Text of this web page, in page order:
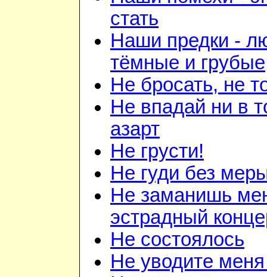
стать
Наши предки -
тёмные и грубые
Не бросать, не
Не впадай ни в
азарт
Не грусти!
Не гуди без
Не заманишь
эстрадный
Не состоялось
Не уводите